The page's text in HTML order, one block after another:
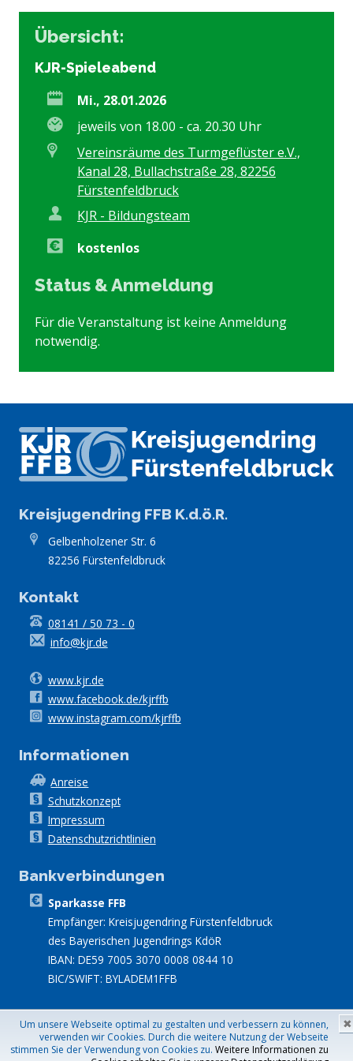
Um unsere Webseite optimal zu gestalten und verbessern zu können,
verwenden wir Cookies. Durch die weitere Nutzung der Webseite
stimmen Sie der Verwendung von Cookies zu. Weitere Informationen zu
✖
Übersicht:
KJR-Spieleabend
Mi., 28.01.2026
jeweils von 18.00 - ca. 20.30 Uhr
Vereinsräume des Turmgeflüster e.V.,
Kanal 28, Bullachstraße 28, 82256
Fürstenfeldbruck
KJR - Bildungsteam
kostenlos
Status & Anmeldung
Für die Veranstaltung ist keine Anmeldung
notwendig.
Kreisjugendring FFB K.d.ö.R.
Gelbenholzener Str. 6
82256 Fürstenfeldbruck
Kontakt
08141 / 50 73 - 0
info@kjr.de
www.kjr.de
www.facebook.de/kjrffb
www.instagram.com/kjrffb
Informationen
Anreise
Schutzkonzept
Impressum
Datenschutzrichtlinien
Bankverbindungen
Sparkasse FFB
Empfänger: Kreisjugendring Fürstenfeldbruck
des Bayerischen Jugendrings KdöR
IBAN: DE59 7005 3070 0008 0844 10
BIC/SWIFT: BYLADEM1FFB
Site built withSimple Responsive TemplatebyProwebdesign.ro